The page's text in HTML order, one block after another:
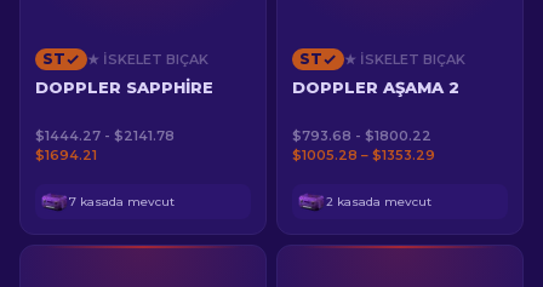
ST ★ İSKELET BIÇAK
DOPPLER SAPPHIRE
$1444.27 - $2141.78
$1694.21
7 kasada mevcut
ST ★ İSKELET BIÇAK
DOPPLER AŞAMA 2
$793.68 - $1800.22
$1005.28 – $1353.29
2 kasada mevcut